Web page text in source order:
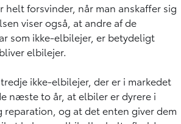
helt forsvinder, når man anskaffer sig
viser også, at andre af de
som ikke-elbilejer, er betydeligt
elbilejer.
ikke-elbilejer, der er i markedet
næste to år, at elbiler er dyrere i
og at det enten giver dem